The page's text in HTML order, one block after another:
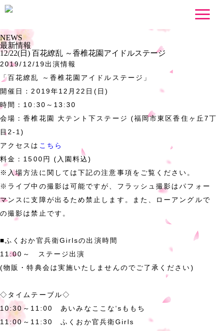
NEWS
最新情報
12/22(日) 百花繚乱 ～香椎花園アイドルステージ
2019/12/19出演情報
「百花繚乱 ～香椎花園アイドルステージ」
開催日：2019年12月22日(日)
時間：10:30～13:30
会場：香椎花園 大テント下ステージ (福岡市東区香住ヶ丘7丁
目2-1)
アクセスは こちら
料金：1500円 (入園料込)
※入場方法に関しては下記の注意事項をご覧ください。
※ライブ中の撮影は可能ですが、フラッシュ撮影はパフォー
マンスに支障が出るため禁止します。また、ローアングルで
の撮影は禁止です。
■ふくおか官兵衛Girlsの出演時間
11:00～ ステージ出演
(物販・特典会は実施いたしませんのでご了承ください)
◇タイムテーブル◇
10:30～11:00 あいみなここな‘sももち
11:00～11:30 ふくおか官兵衛Girls